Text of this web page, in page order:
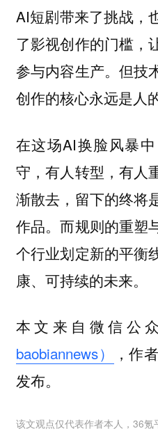
AI短剧带来了挑战，
了影视创作的门槛，
参与内容生产。但技
创作的核心永远是人
在这场AI换脸风暴
守，有人转型，有人
渐散去，留下的终将
作品。而规则的重塑
个行业划定新的平衡
康、可持续的未来。
本文来自微信公
baobiannews）
，作
发布。
该文观点仅代表作者本人，36氪